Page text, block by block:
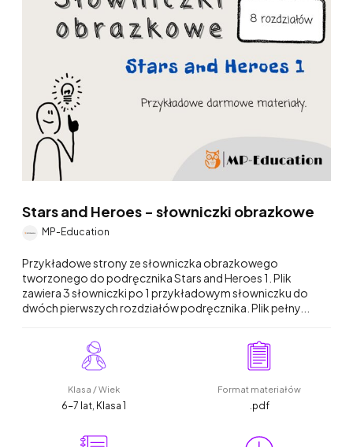
Stars and Heroes - słowniczki obrazkowe
MP-Education
Przykładowe strony ze słowniczka obrazkowego
tworzonego do podręcznika Stars and Heroes 1. Plik
zawiera 3 słowniczki po 1 przykładowym słowniczku do
dwóch pierwszych rozdziałów podręcznika. Plik pełny...
Klasa / Wiek
6-7 lat, Klasa 1
Format materiałów
.pdf